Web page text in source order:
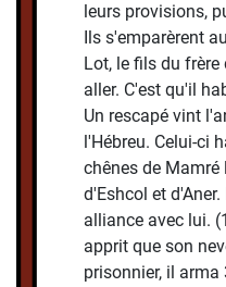
leurs provisions,
Ils s'emparèrent
Lot, le fils du frère
aller. C'est qu'il
Un rescapé vint
l'Hébreu. Celui-ci
chênes de Mamré
d'Eshcol et
alliance avec lui.
apprit que son
prisonnier, il arma